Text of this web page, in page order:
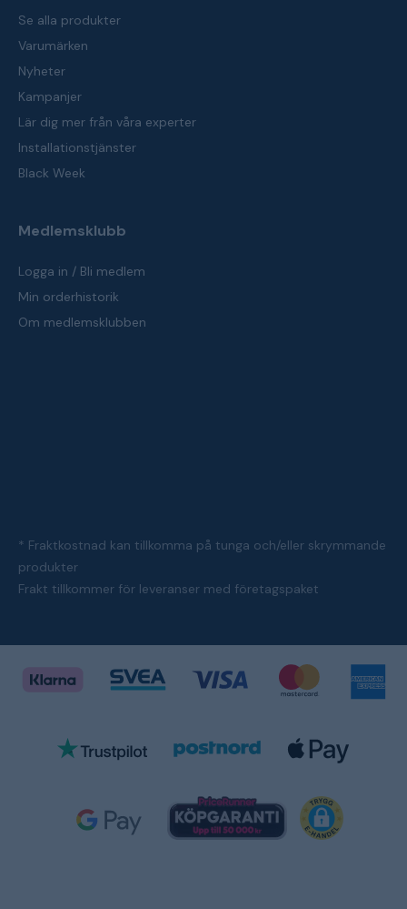
Se alla produkter
Varumärken
Nyheter
Kampanjer
Lär dig mer från våra experter
Installationstjänster
Black Week
Medlemsklubb
Logga in / Bli medlem
Min orderhistorik
Om medlemsklubben
* Fraktkostnad kan tillkomma på tunga och/eller skrymmande
produkter
Frakt tillkommer för leveranser med företagspaket